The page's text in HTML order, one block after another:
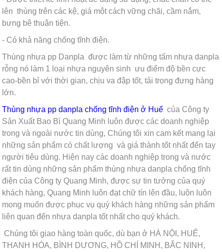
lên thùng trên các kệ, giá một cách vững chãi, cầm nắm,
bưng bê thuận tiện.
- Có khả năng chống tĩnh điện.
Thùng nhựa pp Danpla được làm từ những tấm nhựa danpla
rỗng nó làm 1 loại nhựa nguyên sinh ưu điểm độ bền cực
cao-bền bỉ với thời gian, chịu va đập tốt, tải trọng đựng hàng
lớn.
Thùng nhựa pp danpla chống tĩnh điện ở Huế của Công ty
Sản Xuất Bao Bì Quang Minh luôn được các doanh nghiệp
trong và ngoài nước tin dùng, Chúng tôi xin cam kết mang lại
những sản phẩm có chất lượng và giá thành tốt nhất đến tay
người tiêu dùng. Hiện nay các doanh nghiệp trong và nước
rất tin dùng những sản phẩm thùng nhựa danpla chống tĩnh
điện của Công ty Quang Minh, được sự tin tưởng của quý
khách hàng, Quang Minh luôn đạt chữ tín lên đầu, luôn luôn
mong muốn được phục vụ quý khách hàng những sản phẩm
liên quan đến nhựa danpla tốt nhất cho quý khách.
Chúng tôi giao hàng toàn quốc, dù bạn ở HÀ NỘI, HUẾ,
THANH HÓA, BÌNH DƯƠNG, HỒ CHÍ MINH, BẮC NINH,